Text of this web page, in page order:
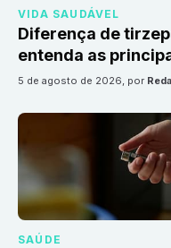
VIDA SAUDÁVEL
Diferença de
entenda as
5 de agosto de 2026, por
SAÚDE